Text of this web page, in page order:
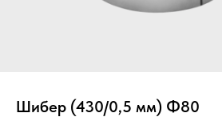
Шибер (430/0,5 мм) Ф80